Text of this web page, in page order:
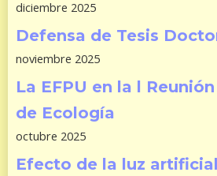
diciembre 2025
Defensa de Tesis
noviembre 2025
La EFPU en la l
de Ecología
octubre 2025
Efecto de la luz